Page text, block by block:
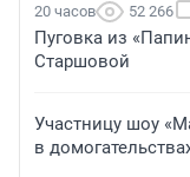
20 часов 52 266
Пуговка из
Старшовой
Участницу шоу
в